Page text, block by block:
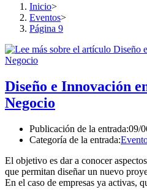
Inicio>
Eventos>
Página 9
Diseño e Innovación
Negocio
Publicación de la entrada:09/
Categoría de la entrada:
El objetivo es dar a conocer
que permitan diseñar un nuevo
En el caso de empresas ya activas,